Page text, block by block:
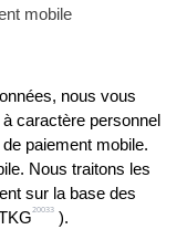
mobile
nous vous
caractère personnel
paiement mobile.
Nous traitons les
sur la base des
20033 ).